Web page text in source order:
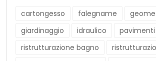
cartongesso falegname
giardinaggio
idraulico
pavimenti
ristrutturazione bagno